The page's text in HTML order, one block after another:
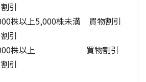
引
株以上5,000株未満 買物割引
引
株以上 買物割引
引